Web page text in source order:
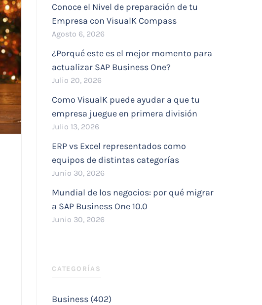
Conoce el Nivel de preparación de tu
Empresa con VisualK Compass
Agosto 6, 2026
¿Porqué este es el mejor momento para
actualizar SAP Business One?
Julio 20, 2026
Como VisualK puede ayudar a que tu
empresa juegue en primera división
Julio 13, 2026
ERP vs Excel representados como
equipos de distintas categorías
Junio 30, 2026
Mundial de los negocios: por qué migrar
a SAP Business One 10.0
Junio 30, 2026
CATEGORÍAS
Business (402)